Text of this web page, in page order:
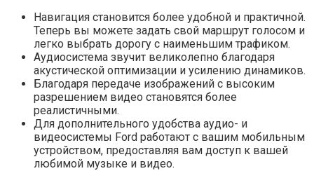
Навигация становится более удобной и практичной.
Теперь вы можете задать свой маршрут голосом и
легко выбрать дорогу с наименьшим трафиком.
Аудиосистема звучит великолепно благодаря
акустической оптимизации и усилению динамиков.
Благодаря передаче изображений с высоким
разрешением видео становятся более
реалистичными.
Для дополнительного удобства аудио- и
видеосистемы Ford работают с вашим мобильным
устройством, предоставляя вам доступ к вашей
любимой музыке и видео.